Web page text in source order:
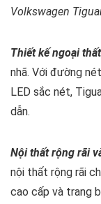
Volkswagen
Thiết kế ngoại
nhã. Với đường
LED sắc nét,
dẫn.
Nội thất rộng rãi
nội thất rộng rãi
cao cấp và trang